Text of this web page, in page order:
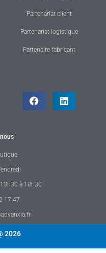
Partenariat client
Partenariat logistique
Partenaire fabricant
à 18h30
17 47
2026